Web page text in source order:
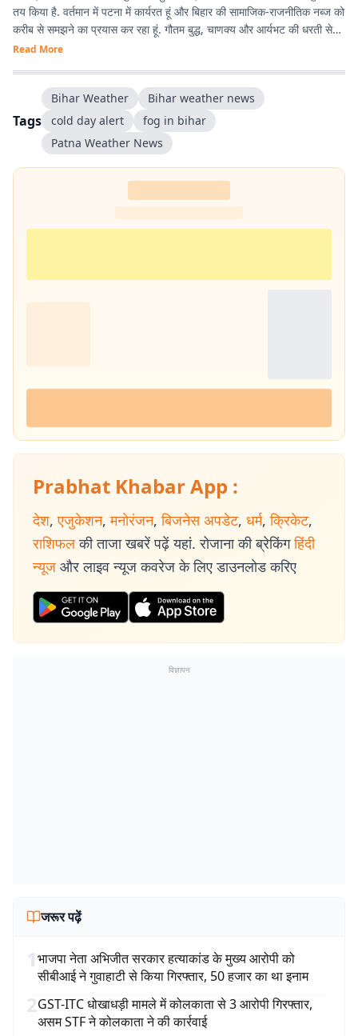
तय किया है. वर्तमान में पटना में कार्यरत हूं और बिहार की सामाजिक-राजनीतिक नब्ज को
करीब से समझने का प्रयास कर रहा हूं. गौतम बुद्ध, चाणक्य और आर्यभट की धरती से
होने का गर्व है. देश-विदेश की घटनाओं, बिहार की राजनीति, और किस्से-कहानियों में
Read More
Tags
Bihar Weather
Bihar weather news
cold day alert
fog in bihar
Patna Weather News
Prabhat Khabar App :
देश, एजुकेशन, मनोरंजन, बिजनेस अपडेट, धर्म, क्रिकेट,
राशिफल की ताजा खबरें पढ़ें यहां. रोजाना की ब्रेकिंग हिंदी
न्यूज और लाइव न्यूज कवरेज के लिए डाउनलोड करिए
विज्ञापन
जरूर पढ़ें
1भाजपा नेता अभिजीत सरकार हत्याकांड के मुख्य आरोपी को
सीबीआई ने गुवाहाटी से किया गिरफ्तार, 50 हजार का था इनाम
2GST-ITC धोखाधड़ी मामले में कोलकाता से 3 आरोपी गिरफ्तार,
असम STF ने कोलकाता ने की कार्रवाई